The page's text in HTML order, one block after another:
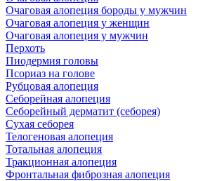
Очаговая алопеция бороды у мужчин
Очаговая алопеция у женщин
Очаговая алопеция у мужчин
Перхоть
Пиодермия головы
Псориаз на голове
Рубцовая алопеция
Себорейная алопеция
Себорейный дерматит (себорея)
Сухая себорея
Телогеновая алопеция
Тотальная алопеция
Тракционная алопеция
Фронтальная фиброзная алопеция